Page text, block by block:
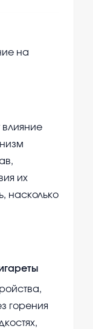
на
влияние
их
насколько
горения